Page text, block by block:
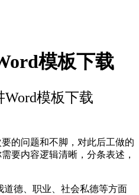
模板下载
Word模板下载
问题和不脚，对此后工做的
要内容逻辑清晰，分条表述，
德、职业、社会私德等方面